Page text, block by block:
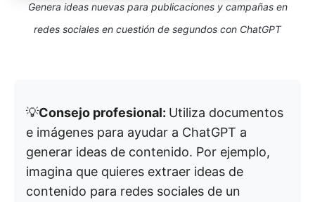
Genera ideas nuevas para publicaciones y campañas en
redes sociales en cuestión de segundos con ChatGPT
💡Consejo profesional: Utiliza documentos
e imágenes para ayudar a ChatGPT a
generar ideas de contenido. Por ejemplo,
imagina que quieres extraer ideas de
contenido para redes sociales de un